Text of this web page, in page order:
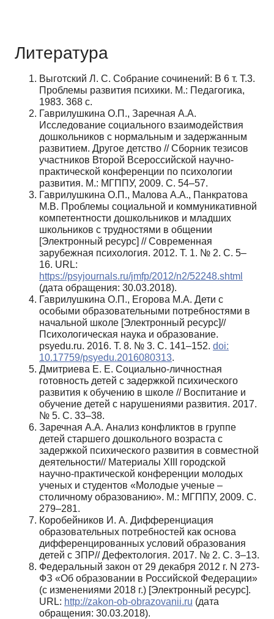
Литература
Выготский Л. С. Собрание сочинений: В 6 т. Т.3.
Проблемы развития психики. М.: Педагогика,
1983. 368 с.
Гаврилушкина О.П., Заречная А.А.
Исследование социального взаимодействия
дошкольников с нормальным и задержанным
развитием. Другое детство // Сборник тезисов
участников Второй Всероссийской научно-
практической конференции по психологии
развития. М.: МГППУ, 2009. С. 54–57.
Гаврилушкина О.П., Малова А.А., Панкратова
М.В. Проблемы социальной и коммуникативной
компетентности дошкольников и младших
школьников с трудностями в общении
[Электронный ресурс] // Современная
зарубежная психология. 2012. Т. 1. № 2. С. 5–
16. URL:
https://psyjournals.ru/jmfp/2012/n2/52248.shtml
(дата обращения: 30.03.2018).
Гаврилушкина О.П., Егорова М.А. Дети с
особыми образовательными потребностями в
начальной школе [Электронный ресурс]//
Психологическая наука и образование.
psyedu.ru. 2016. Т. 8. № 3. C. 141–152. doi:
10.17759/psyedu.2016080313.
Дмитриева Е. Е. Социально-личностная
готовность детей с задержкой психического
развития к обучению в школе // Воспитание и
обучение детей с нарушениями развития. 2017.
№ 5. С. 33–38.
Заречная А.А. Анализ конфликтов в группе
детей старшего дошкольного возраста с
задержкой психического развития в совместной
деятельности// Материалы XIII городской
научно-практической конференции молодых
ученых и студентов «Молодые ученые –
столичному образованию». М.: МГППУ, 2009. С.
279–281.
Коробейников И. А. Дифференциация
образовательных потребностей как основа
дифференцированных условий образования
детей с ЗПР// Дефектология. 2017. № 2. С. 3–13.
Федеральный закон от 29 декабря 2012 г. N 273-
ФЗ «Об образовании в Российской Федерации»
(с изменениями 2018 г.) [Электронный ресурс].
URL: http://zakon-ob-obrazovanii.ru (дата
обращения: 30.03.2018).